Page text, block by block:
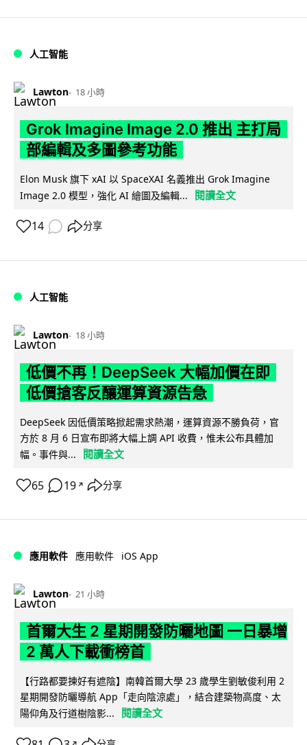
人工智能
Lawton 18 小時
Grok Imagine Image 2.0 推出 主打局
部編輯及多圖參考功能
Elon Musk 旗下 xAI 以 SpaceXAI 名義推出 Grok Imagine
Image 2.0 模型，強化 AI 繪圖及編輯...
閱讀全文
14 分享
人工智能
Lawton 18 小時
低價不再！DeepSeek 大幅加價在即
低價搶客反釀運算資源告急
DeepSeek 因低價策略掀起需求熱潮，運算資源不勝負荷，官
方於 8 月 6 日宣布即將大幅上調 API 收費，惟未公布具體加
幅。事件與...
閱讀全文
65 19 ↗ 分享
應用軟件 應用軟件 iOS App
Lawton 21 小時
首爾大生 2 星期開發防曬地圖 一日暴增
2 萬人下載衝榜首
【行路都要揀好有遮陰】南韓首爾大學 23 歲學生劉敏俊利用 2
星期開發防曬導航 App「走向陰涼處」，結合建築物高度、太
陽仰角及行道樹陰影...
閱讀全文